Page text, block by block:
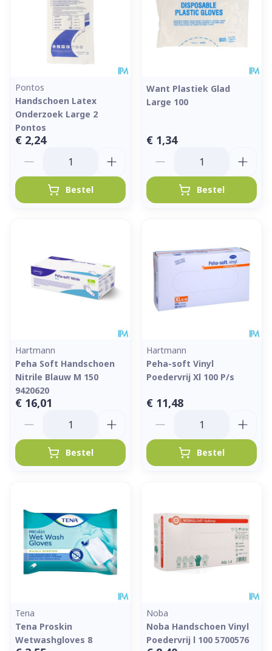
Pontos
Handschoen Latex
Onderzoek Large 2
Pontos
€ 2,24
Bestel
Want Plastiek Glad
Large 100
€ 1,34
Bestel
Hartmann
Peha Soft Handschoen
Nitrile Blauw M 150
9420620
€ 16,01
Bestel
Hartmann
Peha-soft Vinyl
Poedervrij Xl 100 P/s
€ 11,48
Bestel
Tena
Tena Proskin
Wetwashgloves 8
Noba
Noba Handschoen Vinyl
Poedervrij l 100 5700576